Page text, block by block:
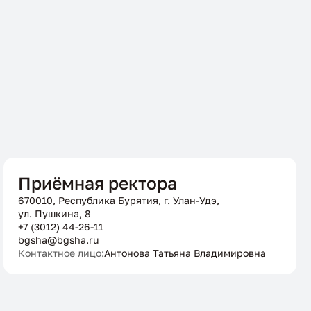
Приёмная ректора
670010, Республика Бурятия, г. Улан-Удэ,
ул. Пушкина, 8
+7 (3012) 44-26-11
bgsha@bgsha.ru
Контактное лицо:Антонова Татьяна Владимировна